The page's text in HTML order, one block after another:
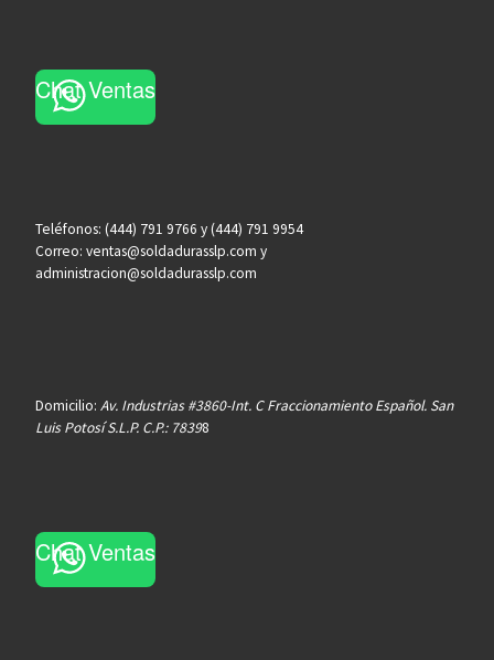
Chat Ventas
Teléfonos: (444) 791 9766 y (444) 791 9954
Correo: ventas@soldadurasslp.com y
administracion@soldadurasslp.com
Domicilio: Av. Industrias #3860-Int. C Fraccionamiento Español. San
Luis Potosí S.L.P. C.P.: 78398
Chat Ventas